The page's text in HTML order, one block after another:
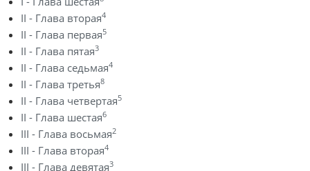
II - Глава вторая4
II - Глава первая5
II - Глава пятая3
II - Глава седьмая4
II - Глава третья8
II - Глава четвертая5
II - Глава шестая6
III - Глава восьмая2
III - Глава вторая4
III - Глава девятая3